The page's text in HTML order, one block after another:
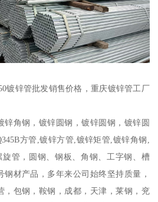
镀锌管批发销售价格，重庆镀锌管工厂
锌角钢，镀锌圆钢，镀锌圆钢，镀锌圆
方管,镀锌方管,镀锌矩管,镀锌角钢,
管，圆钢、钢板、角钢、工字钢、槽
材产品，多年来公司始终坚持质量，
，包钢，鞍钢，成都，天津，莱钢，兖